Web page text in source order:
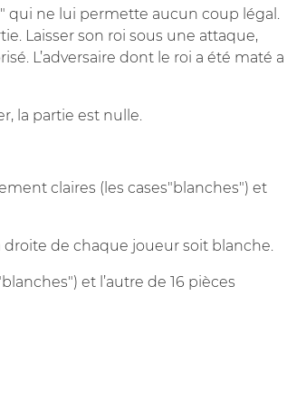
qui ne lui permette aucun coup légal.
Laisser son roi sous une attaque,
L’adversaire dont le roi a été maté a
la partie est nulle.
claires (les cases"blanches") et
droite de chaque joueur soit blanche.
et l’autre de 16 pièces